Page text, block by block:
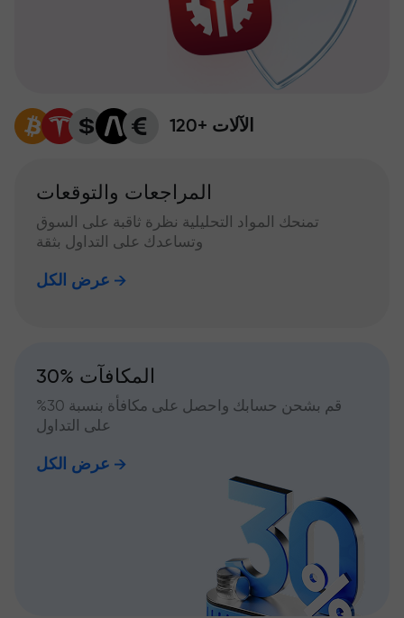
120+ الآلات
المراجعات والتوقعات
تمنحك المواد التحليلية نظرة ثاقبة على السوق
وتساعدك على التداول بثقة
عرض الكل
30% المكافآت
قم بشحن حسابك واحصل على مكافأة بنسبة 30%
على التداول
عرض الكل